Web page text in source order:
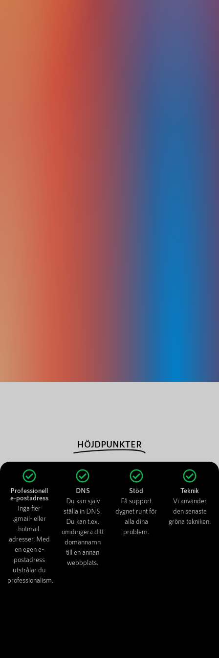
Professionell
e-postadress
Inga fler
.gmail- eller
.hotmail-
adresser. Med
en egen e-
postadress
utstrålar du
professionalism.
DNS
Du kan själv
ställa in DNS.
Du kan t.ex.
omdirigera ditt
domännamn
till en annan
webbplats.
Stöd
Få support
dygnet runt för
alla dina
problem.
Teknik
Vi använder
den senaste
gröna tekniken.
HÖJDPUNKTER